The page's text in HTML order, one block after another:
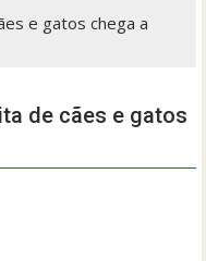
e gatos chega a
de cães e gatos